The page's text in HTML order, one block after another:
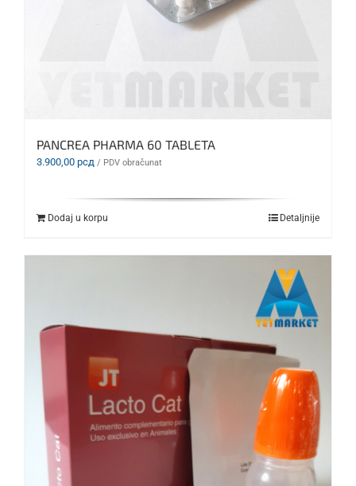
PANCREA PHARMA 60 TABLETA
3.900,00 рсд / PDV obračunat
Dodaj u korpu Detaljnije